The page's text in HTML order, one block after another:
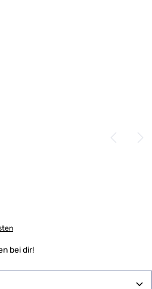
bei dir!
gewünschten Wert ein